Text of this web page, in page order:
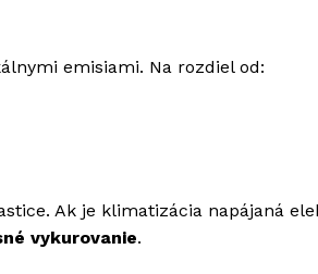
emisiami. Na rozdiel od:
Ak je klimatizácia napájaná
vykurovanie.